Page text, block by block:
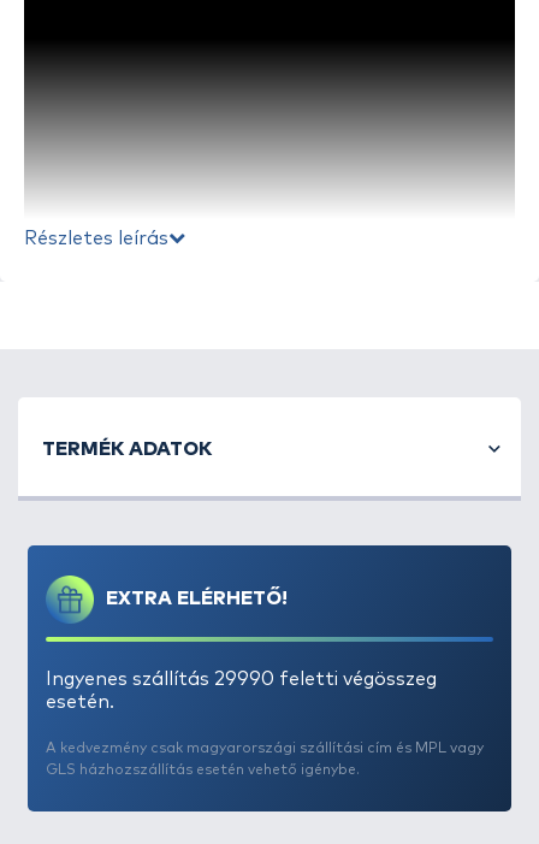
„Normal” az az a sima dob, amely alapból az
szeretnének az alap meglévő dobuk mellé egy
800 m, 0,30 mm / 650 m, 0,35 mm / 550
m.Dobmagasság: 65 mm. Zsinórtároló rész
magassága: 44 mm. Dobátmérő: 77 mm.
Részletes leírás
EXTRA ELÉRHETŐ!
Ingyenes szállítás 29990 feletti végösszeg
esetén.
A kedvezmény csak magyarországi szállítási cím és MPL vagy
GLS házhozszállítás esetén vehető igénybe.
TERMÉK ADATOK